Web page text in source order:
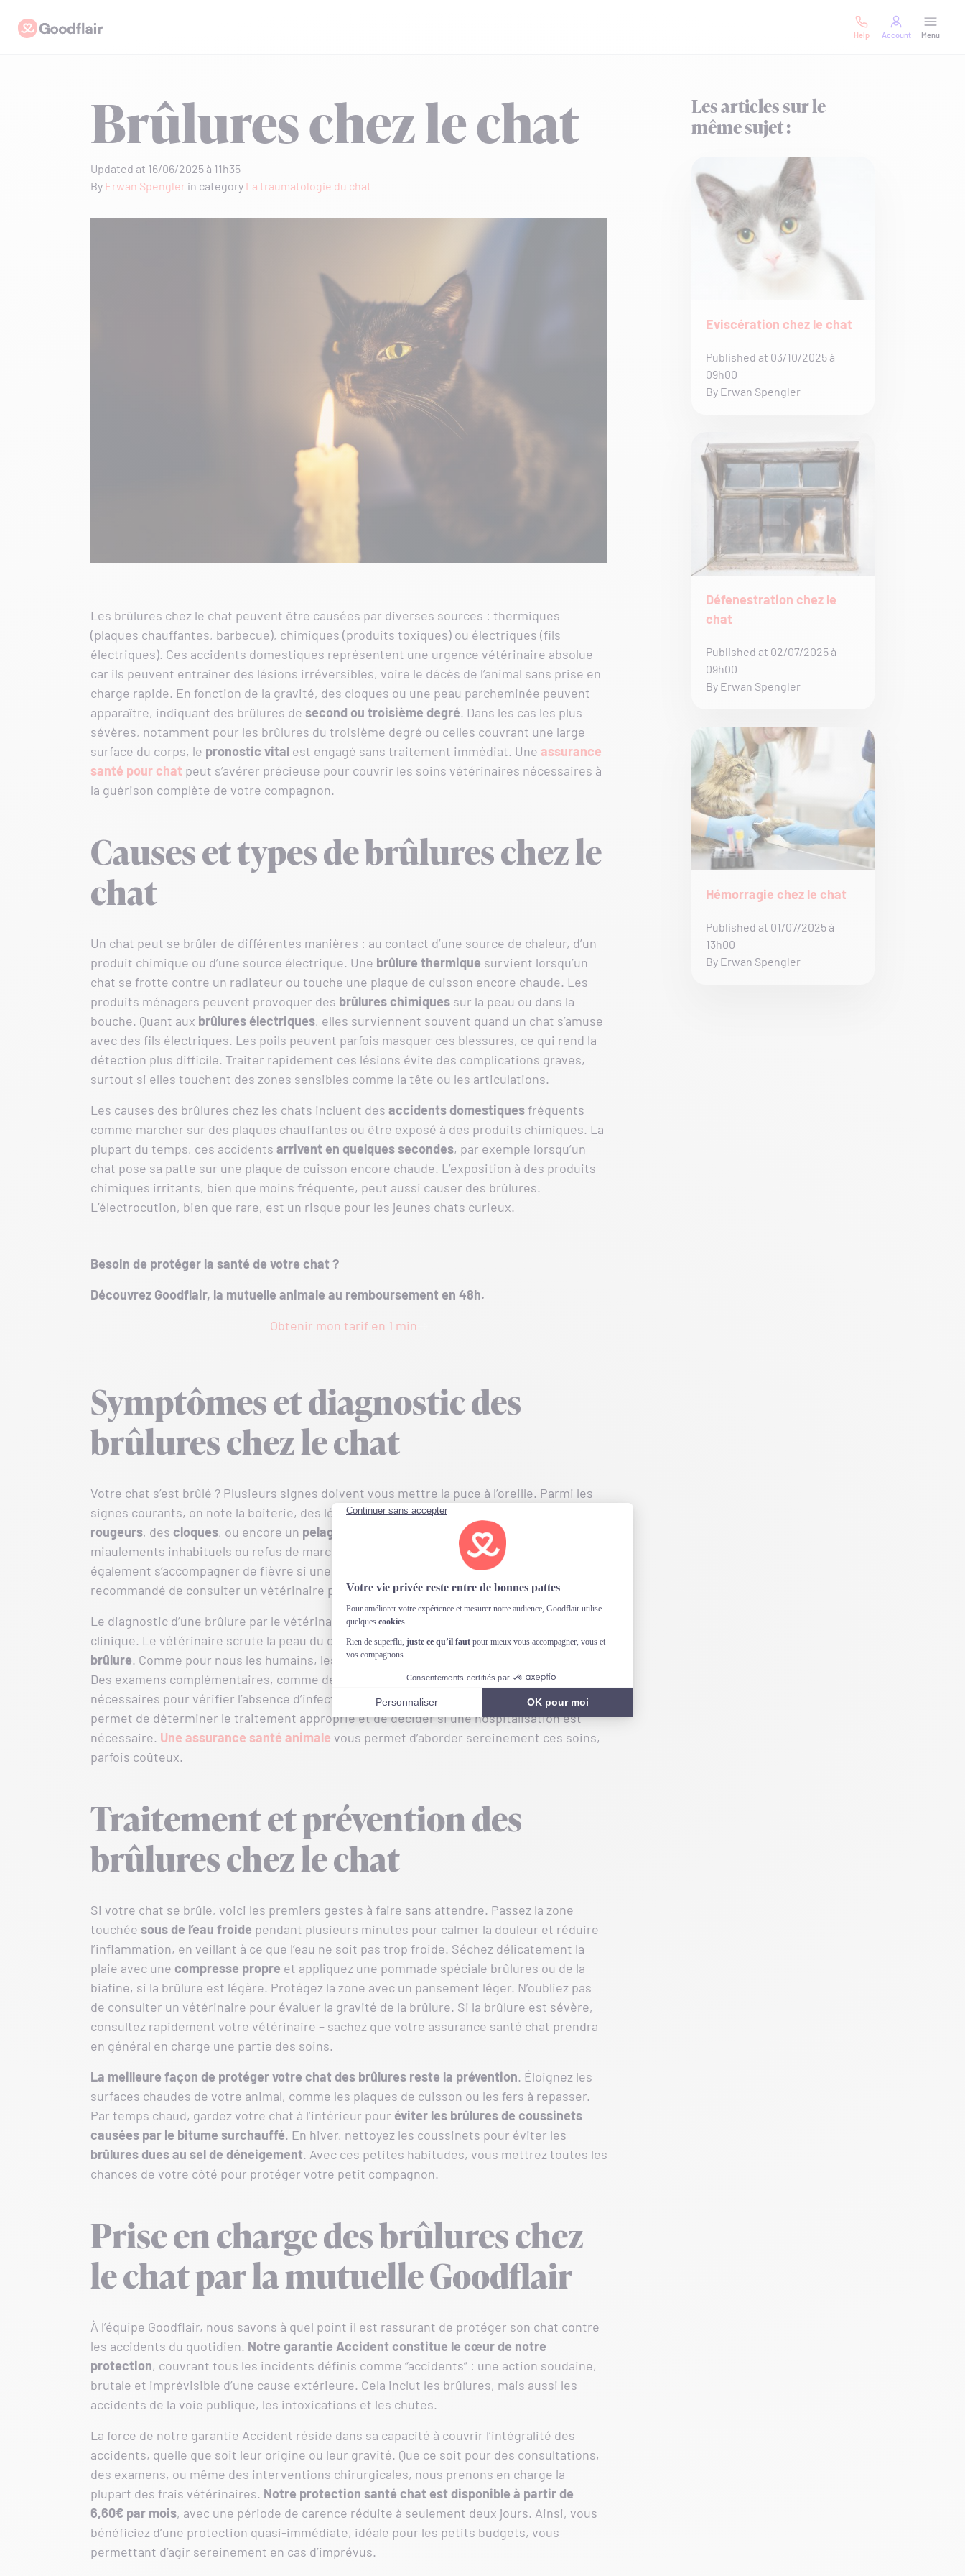
content
Goodflair
Help Account Menu
Brûlures chez le chat
Updated at 16/06/2025 à 11h35
By Erwan Spengler in category La traumatologie du chat
Les brûlures chez le chat peuvent être causées par diverses sources : thermiques
(plaques chauffantes, barbecue), chimiques (produits toxiques) ou électriques (fils
électriques). Ces accidents domestiques représentent une urgence vétérinaire absolue
car ils peuvent entraîner des lésions irréversibles, voire le décès de l’animal sans prise en
charge rapide. En fonction de la gravité, des cloques ou une peau parcheminée peuvent
apparaître, indiquant des brûlures de second ou troisième degré. Dans les cas les plus
sévères, notamment pour les brûlures du troisième degré ou celles couvrant une large
surface du corps, le pronostic vital est engagé sans traitement immédiat. Une assurance
santé pour chat peut s’avérer précieuse pour couvrir les soins vétérinaires nécessaires à
la guérison complète de votre compagnon.
Causes et types de brûlures chez le
chat
Un chat peut se brûler de différentes manières : au contact d’une source de chaleur, d’un
produit chimique ou d’une source électrique. Une brûlure thermique survient lorsqu’un
chat se frotte contre un radiateur ou touche une plaque de cuisson encore chaude. Les
produits ménagers peuvent provoquer des brûlures chimiques sur la peau ou dans la
bouche. Quant aux brûlures électriques, elles surviennent souvent quand un chat s’amuse
avec des fils électriques. Les poils peuvent parfois masquer ces blessures, ce qui rend la
détection plus difficile. Traiter rapidement ces lésions évite des complications graves,
surtout si elles touchent des zones sensibles comme la tête ou les articulations.
Les causes des brûlures chez les chats incluent des accidents domestiquesfréquents
comme marcher sur des plaques chauffantes ou être exposé à des produits chimiques. La
plupart du temps, ces accidents arrivent en quelques secondes, par exemple lorsqu’un
chat pose sa patte sur une plaque de cuisson encore chaude. L’exposition à des produits
chimiques irritants, bien que moins fréquente, peut aussi causer des brûlures.
L’électrocution, bien que rare, est un risque pour les jeunes chats curieux.
Besoin de protéger la santé de votre chat ?
Découvrez Goodflair, la mutuelle animale au remboursement en 48h.
Obtenir mon tarif en 1 min
Symptômes et diagnostic des
brûlures chez le chat
Votre chat s’est brûlé ? Plusieurs signes doivent vous mettre la puce à l’oreille. Parmi les
signes courants, on note la boiterie, des léchages fréquents de la zone touchée, des
rougeurs, des cloques, ou encore un pelage brûlé signes de douleur aigüe
miaulements inhabituels ou refus de marcher – n’attendez pas pour agir. Une brûlure peut
également s’accompagner de fièvre si une infection se développe. En cas de doute, il est
recommandé de consulter un vétérinaire pour évaluer la situation.
Le diagnostic d’une brûlure par le vétérinaire commence généralement par un examen
clinique. Le vétérinaire scrute la peau du chat pourévaluer l’étendue et la profondeur de la
brûlure. Comme pour nous les humains, les brûlures sont
Des examens complémentaires, comme des analyses sanguines, peuvent être
nécessaires pour vérifier l’absence d’infection ou de complications internes. Ce processus
permet de déterminer le traitement approprié et de décider si une hospitalisation est
nécessaire. Une assurance santé animale vous permet d’aborder sereinement ces soins,
parfois coûteux.
Traitement et prévention des
brûlures chez le chat
Si votre chat se brûle, voici les premiers gestes à faire sans attendre. Passez la zone
touchée sous de l’eau froide pendant plusieurs minutes pour calmer la douleur et réduire
l’inflammation, en veillant à ce que l’eau ne soit pas trop froide. Séchez délicatement la
plaie avec une compresse propre et appliquez une pommade spéciale brûlures ou de la
biafine, si la brûlure est légère. Protégez la zone avec un pansement léger. N’oubliez pas
de consulter un vétérinaire pour évaluer la gravité de la brûlure. Si la brûlure est sévère,
consultez rapidement votre vétérinaire – sachez que votre assurance santé chat prendra
en général en charge une partie des soins.
La meilleure façon de protéger votre chat des brûlures reste la prévention. Éloignez les
surfaces chaudes de votre animal, comme les plaques de cuisson ou les fers à repasser.
Par temps chaud, gardez votre chat à l’intérieur pour éviter les brûlures de coussinets
causées par le bitume surchauffé. En hiver, nettoyez les coussinets pour éviter les
brûlures dues au sel de déneigement. Avec ces petites habitudes, vous mettrez toutes les
chances de votre côté pour protéger votre petit compagnon.
Prise en charge des brûlures chez
le chat par la mutuelle Goodflair
À l’équipe Goodflair, nous savons à quel point il est rassurant de protéger son chat contre
les accidents du quotidien. Notre garantie Accident constitue le cœur de notre
protection, couvrant tous les incidents définis comme “accidents” : une action soudaine,
brutale et imprévisible d’une cause extérieure. Cela inclut les brûlures, mais aussi les
accidents de la voie publique, les intoxications et les chutes.
La force de notre garantie Accident réside dans sa capacité à couvrir l’intégralité des
accidents, quelle que soit leur origine ou leur gravité. Que ce soit pour des consultations,
des examens, ou même des interventions chirurgicales, nous prenons en charge la
plupart des frais vétérinaires. Notre protection santé chat est disponible à partir de
6,60€ par mois, avec une période de carence réduite à seulement deux jours. Ainsi, vous
bénéficiez d’une protection quasi-immédiate, idéale pour les petits budgets, vous
permettant d’agir sereinement en cas d’imprévus.
Les articles sur le
même sujet :
Eviscération chez le chat
Published at 03/10/2025 à
09h00
By Erwan Spengler
Défenestration chez le
chat
Published at 02/07/2025 à
09h00
By Erwan Spengler
Hémorragie chez le chat
Published at 01/07/2025 à
13h00
By Erwan Spengler